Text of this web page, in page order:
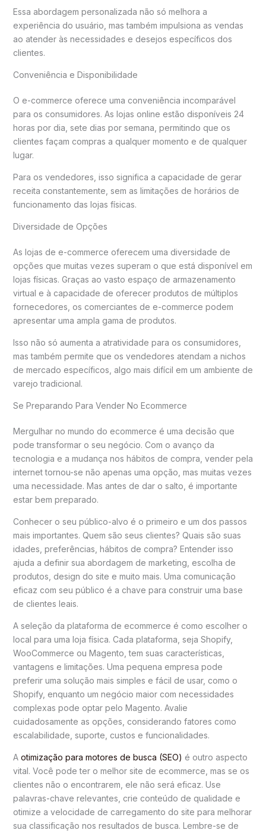
Essa abordagem personalizada não só melhora a
experiência do usuário, mas também impulsiona as vendas
ao atender às necessidades e desejos específicos dos
clientes.
Conveniência e Disponibilidade
O e-commerce oferece uma conveniência incomparável
para os consumidores. As lojas online estão disponíveis 24
horas por dia, sete dias por semana, permitindo que os
clientes façam compras a qualquer momento e de qualquer
lugar.
Para os vendedores, isso significa a capacidade de gerar
receita constantemente, sem as limitações de horários de
funcionamento das lojas físicas.
Diversidade de Opções
As lojas de e-commerce oferecem uma diversidade de
opções que muitas vezes superam o que está disponível em
lojas físicas. Graças ao vasto espaço de armazenamento
virtual e à capacidade de oferecer produtos de múltiplos
fornecedores, os comerciantes de e-commerce podem
apresentar uma ampla gama de produtos.
Isso não só aumenta a atratividade para os consumidores,
mas também permite que os vendedores atendam a nichos
de mercado específicos, algo mais difícil em um ambiente de
varejo tradicional.
Se Preparando Para Vender No Ecommerce
Mergulhar no mundo do ecommerce é uma decisão que
pode transformar o seu negócio. Com o avanço da
tecnologia e a mudança nos hábitos de compra, vender pela
internet tornou-se não apenas uma opção, mas muitas vezes
uma necessidade. Mas antes de dar o salto, é importante
estar bem preparado.
Conhecer o seu público-alvo é o primeiro e um dos passos
mais importantes. Quem são seus clientes? Quais são suas
idades, preferências, hábitos de compra? Entender isso
ajuda a definir sua abordagem de marketing, escolha de
produtos, design do site e muito mais. Uma comunicação
eficaz com seu público é a chave para construir uma base
de clientes leais.
A seleção da plataforma de ecommerce é como escolher o
local para uma loja física. Cada plataforma, seja Shopify,
WooCommerce ou Magento, tem suas características,
vantagens e limitações. Uma pequena empresa pode
preferir uma solução mais simples e fácil de usar, como o
Shopify, enquanto um negócio maior com necessidades
complexas pode optar pelo Magento. Avalie
cuidadosamente as opções, considerando fatores como
escalabilidade, suporte, custos e funcionalidades.
A otimização para motores de busca (SEO) é outro aspecto
vital. Você pode ter o melhor site de ecommerce, mas se os
clientes não o encontrarem, ele não será eficaz. Use
palavras-chave relevantes, crie conteúdo de qualidade e
otimize a velocidade de carregamento do site para melhorar
sua classificação nos resultados de busca. Lembre-se de